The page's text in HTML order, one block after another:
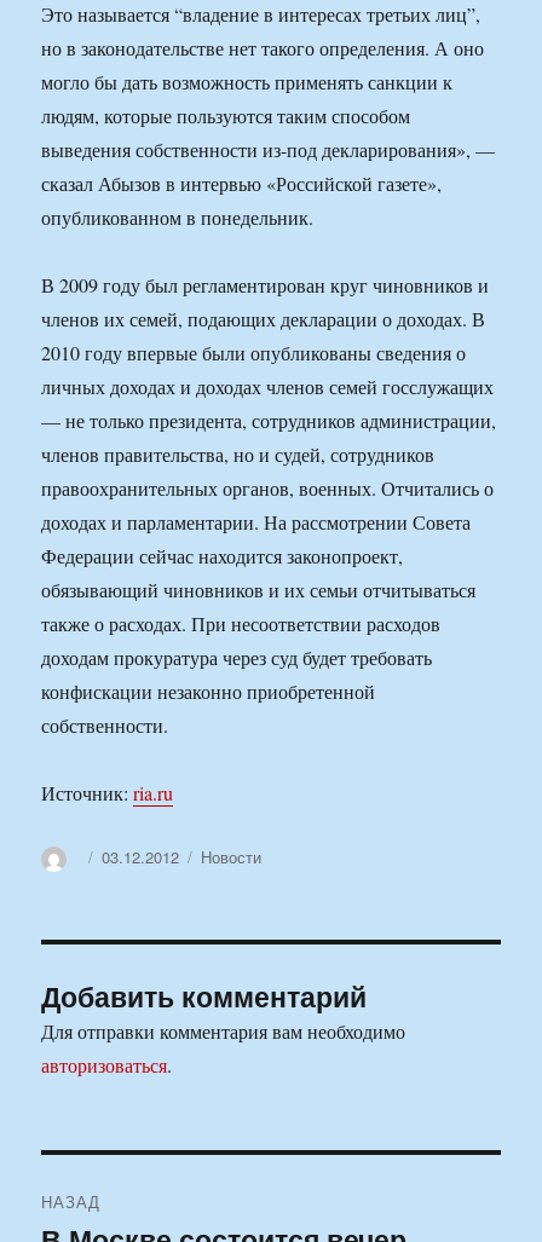
Это называется “владение в интересах третьих лиц”,
но в законодательстве нет такого определения. А оно
могло бы дать возможность применять санкции к
людям, которые пользуются таким способом
выведения собственности из-под декларирования», —
сказал Абызов в интервью «Российской газете»,
опубликованном в понедельник.
В 2009 году был регламентирован круг чиновников и
членов их семей, подающих декларации о доходах. В
2010 году впервые были опубликованы сведения о
личных доходах и доходах членов семей госслужащих
— не только президента, сотрудников администрации,
членов правительства, но и судей, сотрудников
правоохранительных органов, военных. Отчитались о
доходах и парламентарии. На рассмотрении Совета
Федерации сейчас находится законопроект,
обязывающий чиновников и их семьи отчитываться
также о расходах. При несоответствии расходов
доходам прокуратура через суд будет требовать
конфискации незаконно приобретенной
собственности.
Источник:ria.ru
АвторОпубликовано
03.12.2012 Рубрики
Новости
Добавить комментарий
Для отправки комментария вам необходимо
авторизоваться.
по
НАЗАД